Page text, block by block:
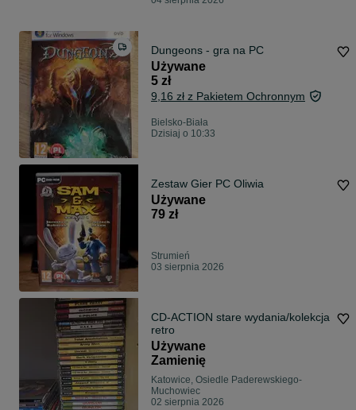
Dungeons - gra na PC
Używane
5 zł
9,16 zł z Pakietem Ochronnym
Bielsko-Biała
Dzisiaj o 10:33
Zestaw Gier PC Oliwia
Używane
79 zł
Strumień
03 sierpnia 2026
CD-ACTION stare wydania/kolekcja
retro
Używane
Zamienię
Katowice, Osiedle Paderewskiego-
Muchowiec
02 sierpnia 2026